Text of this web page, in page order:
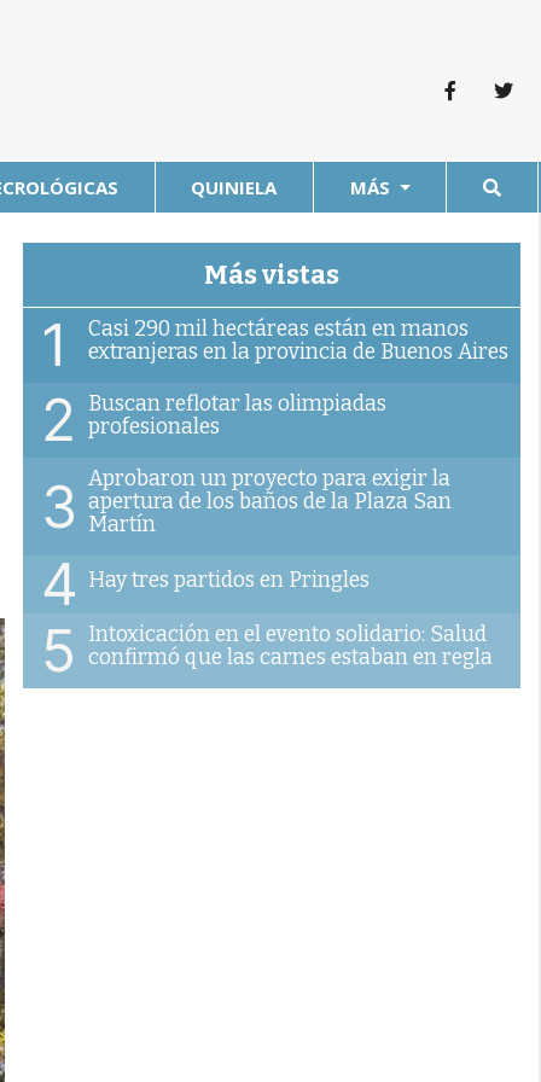
QUINIELA MÁS
Más vistas
1
Casi 290 mil hectáreas están en manos
extranjeras en la provincia de Buenos Aires
2
Buscan reflotar las olimpiadas
profesionales
3 Aprobaron un proyecto para exigir la
apertura de los baños de la Plaza San
Martín
4 Hay tres partidos en Pringles
5
Intoxicación en el evento solidario: Salud
confirmó que las carnes estaban en regla